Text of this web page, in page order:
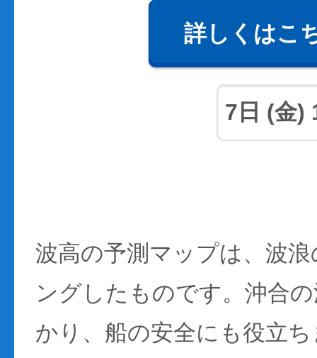
詳しくはこ
波高の予測マップは、波
ングしたものです。沖合
かり、船の安全にも役立